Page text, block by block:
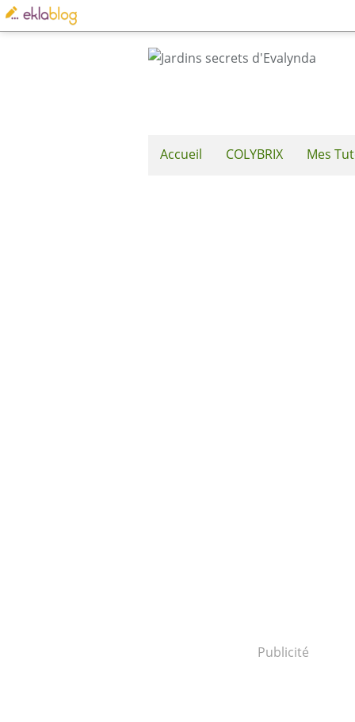
Accueil COLYBRIX Mes
Publicité